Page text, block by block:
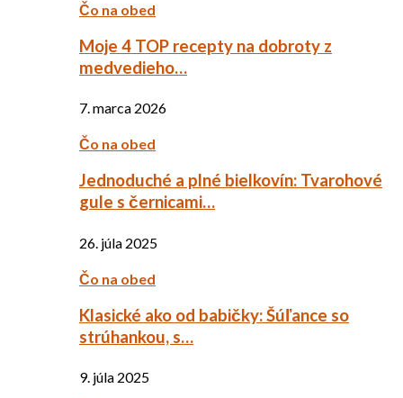
Čo na obed
Moje 4 TOP recepty na dobroty z
medvedieho…
7. marca 2026
Čo na obed
Jednoduché a plné bielkovín: Tvarohové
gule s černicami…
26. júla 2025
Čo na obed
Klasické ako od babičky: Šúľance so
strúhankou, s…
9. júla 2025